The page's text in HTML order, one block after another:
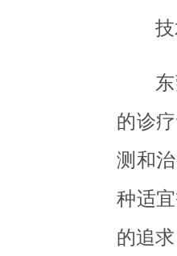
的诊
测和
种适
的追